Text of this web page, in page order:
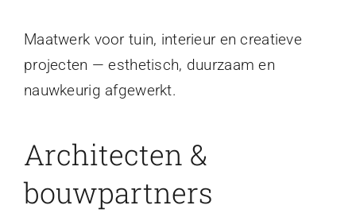
Maatwerk voor tuin, interieur en creatieve
projecten — esthetisch, duurzaam en
nauwkeurig afgewerkt.
Architecten &
bouwpartners